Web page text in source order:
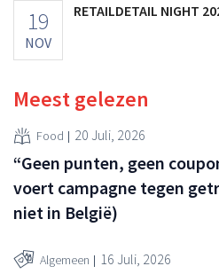
19
NOV
RETAILDETAIL NIGHT
Meest gelezen
Food 20 Juli, 2026
“Geen punten, geen
voert campagne tegen
niet in België)
Algemeen 16 Juli, 2026